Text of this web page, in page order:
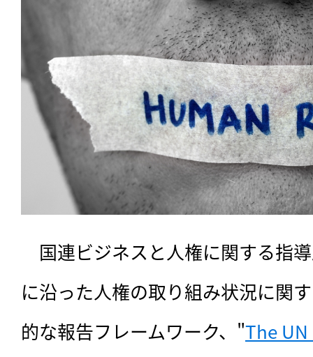
国連ビジネスと人権に関する指
に沿った人権の取り組み状況に関
的な報告フレームワーク、"The